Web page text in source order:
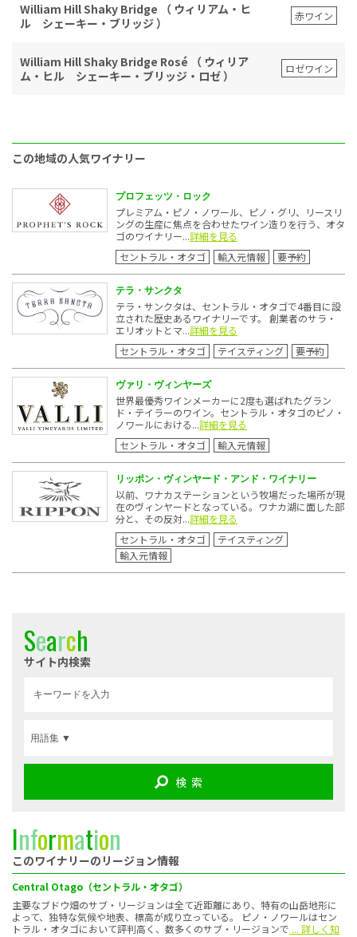
William Hill Shaky Bridge （ ウィリアム・ヒ
ル シェーキー・ブリッジ ）
赤ワイン
William Hill Shaky Bridge Rosé （ ウィリア
ム・ヒル シェーキー・ブリッジ・ロゼ ）
ロゼワイン
この地域の人気ワイナリー
プロフェッツ・ロック
プレミアム・ピノ・ノワール、ピノ・グリ、リースリ
ングの生産に焦点を合わせたワイン造りを行う、オタ
ゴのワイナリー...詳細を見る
セントラル・オタゴ
輸入元情報 要予約
テラ・サンクタ
テラ・サンクタは、セントラル・オタゴで4番目に設
立された歴史あるワイナリーです。 創業者のサラ・
エリオットとマ...詳細を見る
セントラル・オタゴ
テイスティング 要予約
ヴァリ・ヴィンヤーズ
世界最優秀ワインメーカーに2度も選ばれたグラン
ド・テイラーのワイン。セントラル・オタゴのピノ・
ノワールにおける...詳細を見る
セントラル・オタゴ
輸入元情報
リッポン・ヴィンヤード・アンド・ワイナリー
以前、ワナカステーションという牧場だった場所が現
在のヴィンヤードとなっている。ワナカ湖に面した部
分と、その反対...詳細を見る
セントラル・オタゴ
テイスティング
輸入元情報
Search
サイト内検索
検 索
Information
このワイナリーのリージョン情報
Central Otago（セントラル・オタゴ）
主要なブドウ畑のサブ・リージョンは全て近距離にあり、特有の山岳地形に
よって、独特な気候や地表、標高が成り立っている。 ピノ・ノワールはセン
トラル・オタゴにおいて評判高く、数多くのサブ・リージョンで ... 詳しく知